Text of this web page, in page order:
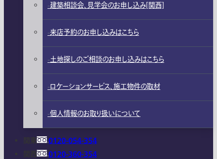
建築相談会、見学会のお申し込み[関西]
来店予約のお申し込みはこちら
土地探しのご相談のお申し込みはこちら
ロケーションサービス、施工物件の取材
個人情報のお取り扱いについて
0120-054-354
0120-360-354